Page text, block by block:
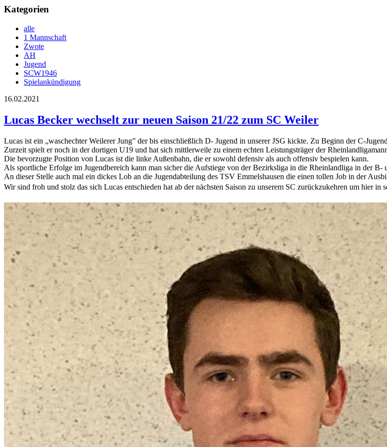
Kategorien
alle
1 Mannschaft
Zwote
AH
Jugend
SCW1946
Spielankündigung
16.02.2021
Lucas Becker wechselt zur neuen Saison 21/22 zum SC Weiler
Lucas ist ein „waschechter Weilerer Jung” der bis einschließlich D- Jugend in unserer JSG kickte. Zu Beginn der C-
Zurzeit spielt er noch in der dortigen U19 und hat sich mittlerweile zu einem echten Leistungsträger der
Die bevorzugte Position von Lucas ist die linke Außenbahn, die er sowohl defensiv als auch offensiv bespielen kann.
Als sportliche Erfolge im Jugendbereich kann man sicher die Aufstiege von der Bezirksliga in die Rheinlandliga in der B-
An dieser Stelle auch mal ein dickes Lob an die Jugendabteilung des TSV Emmelshausen die einen tollen Job in der
Wir sind froh und stolz das sich Lucas entschieden hat ab der nächsten Saison zu unserem SC zurückzukehren um hier in